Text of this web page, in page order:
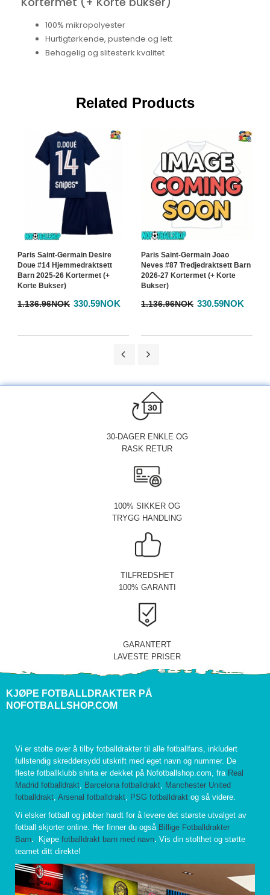
100% mikropolyester
Hurtigtørkende, pustende og lett
Behagelig og slitesterk kvalitet
Related Products
Paris Saint-Germain Desire
Doue #14 Hjemmedraktsett
Barn 2025-26 Kortermet (+
Korte Bukser)
1.136.96NOK 330.59NOK
Paris Saint-Germain Joao
Neves #87 Tredjedraktsett Barn
2026-27 Kortermet (+ Korte
Bukser)
1.136.96NOK 330.59NOK
30-DAGER ENKLE OG
RASK RETUR
100% SIKKER OG
TRYGG HANDLING
TILFREDSHET
100% GARANTI
GARANTERT
LAVESTE PRISER
KJØPE FOTBALLDRAKTER PÅ
NOFOTBALLSHOP.COM
Vi er stolte over å tilby fotballdrakter til alle fotballfans, inkludert
fullstendig skreddersydd utskrift med eget navn og nummer. De
fleste fotballklubb shirta er dekket på Nofotballshop.com, fra Real
Madrid fotballdrakt, Barcelona fotballdrakt, Manchester United
fotballdrakt, Arsenal fotballdrakt, PSG fotballdrakt og så videre.
Vi elsker fotball og jobber hardt for å levere det største utvalget av
fotball skjorter online. Her finner du også Billige Fotballdrakter
Barn. Kjøpe fotballdrakt barn med navn. Vis din stolthet og støtte
teamet ditt direkte!